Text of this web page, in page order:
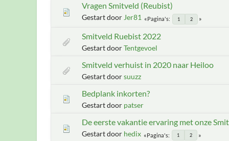
Vragen Smitveld (Reubist)
Gestart door Jer81 Pagina's 1 2
Smitveld Ruebist 2022
Gestart doorTentgevoel
Smitveld verhuist in 2020 naar Heiloo
Gestart doorsuuzz
Bedplank inkorten?
Gestart door patser
De eerste vakantie ervaring met onze
Gestart door hedix Pagina's 1 2